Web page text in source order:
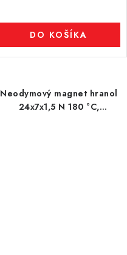
DO KOŠÍKA
Neodymový magnet hranol
24x7x1,5 N 180 °C,